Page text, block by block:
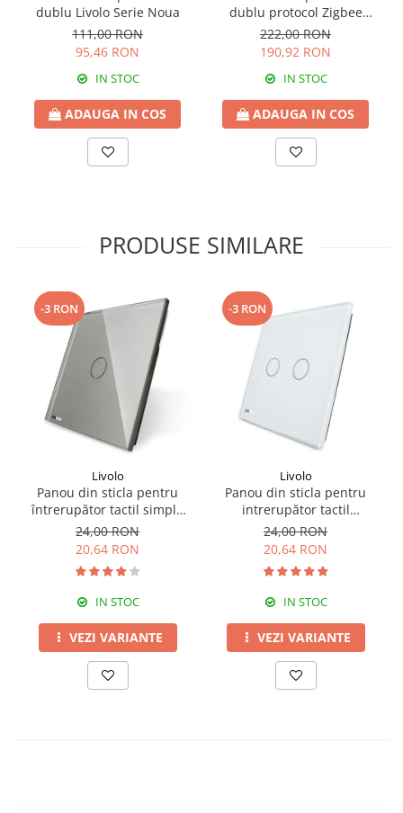
dublu Livolo Serie Noua
111,00 RON
95,46 RON
IN STOC
ADAUGA IN COS
dublu protocol Zigbee
Livolo Serie Noua
222,00 RON
190,92 RON
IN STOC
ADAUGA IN COS
PRODUSE SIMILARE
-3 RON
Livolo
Panou din sticla pentru
întrerupător tactil simplu
Livolo
24,00 RON
20,64 RON
IN STOC
VEZI VARIANTE
-3 RON
Livolo
Panou din sticla pentru
intrerupător tactil
dublu,Livolo
24,00 RON
20,64 RON
IN STOC
VEZI VARIANTE